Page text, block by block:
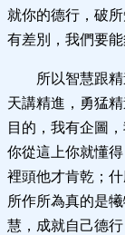
就你的德行，破
有差別，我們要能
所以智慧跟
天講精進，勇猛
目的，我有企圖
你從這上你就懂
裡頭他才肯乾；
所作所為真的是
慧，成就自己德